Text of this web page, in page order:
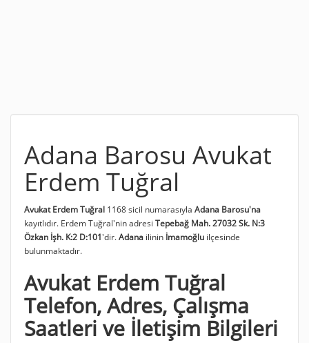
Adana Barosu Avukat
Erdem Tuğral
Avukat Erdem Tuğral 1168 sicil numarasıyla Adana Barosu'na
kayıtlıdır. Erdem Tuğral'nin adresi Tepebağ Mah. 27032 Sk. N:3
Özkan İşh. K:2 D:101'dir. Adana ilinin İmamoğlu ilçesinde
bulunmaktadır.
Avukat Erdem Tuğral
Telefon, Adres, Çalışma
Saatleri ve İletişim Bilgileri